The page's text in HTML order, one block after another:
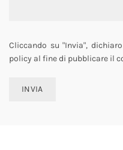
Cliccando su "Invia",
policy al fine di pubblicare il